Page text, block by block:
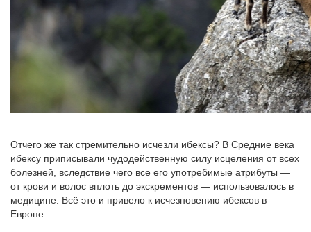
Отчего же так стремительно исчезли ибексы? В Средние века
ибексу приписывали чудодейственную силу исцеления от всех
болезней, вследствие чего все его употребимые атрибуты —
от крови и волос вплоть до экскрементов — использовалось в
медицине. Всё это и привело к исчезновению ибексов в
Европе.